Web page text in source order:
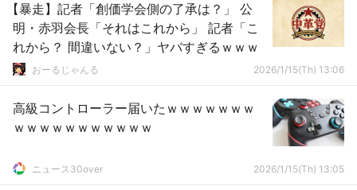
【暴走】記者「創価学会側の了承は？」 公
明・赤羽会長「それはこれから」 記者「こ
れから？ 間違いない？」ヤバすぎるｗｗｗ
おーるじゃんる 2026/1/15(Th) 13:06
高級コントローラー届いたｗｗｗｗｗｗｗ
ｗｗｗｗｗｗｗｗｗｗｗ
ニュース30over 2026/1/15(Th) 13:05